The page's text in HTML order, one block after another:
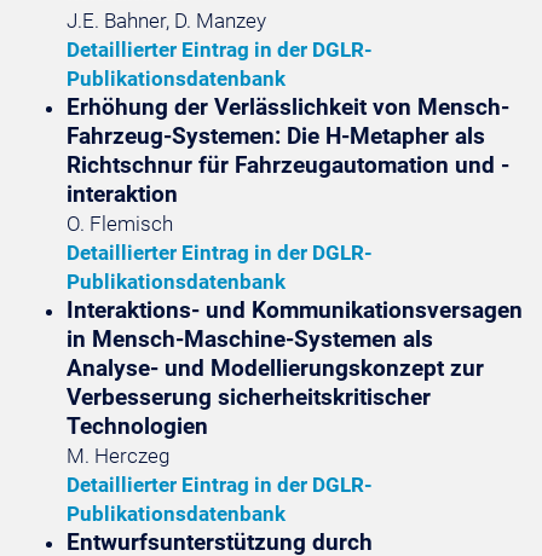
J.E. Bahner, D. Manzey
Detaillierter Eintrag in der DGLR-
Publikationsdatenbank
Erhöhung der Verlässlichkeit von Mensch-
Fahrzeug-Systemen: Die H-Metapher als
Richtschnur für Fahrzeugautomation und -
interaktion
O. Flemisch
Detaillierter Eintrag in der DGLR-
Publikationsdatenbank
Interaktions- und Kommunikationsversagen
in Mensch-Maschine-Systemen als
Analyse- und Modellierungskonzept zur
Verbesserung sicherheitskritischer
Technologien
M. Herczeg
Detaillierter Eintrag in der DGLR-
Publikationsdatenbank
Entwurfsunterstützung durch